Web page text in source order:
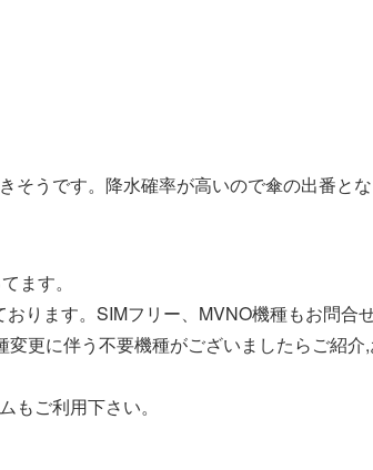
そうです。降水確率が高いので傘の出番と
ます。
ります。SIMフリー、MVNO機種もお問合せ
更に伴う不要機種がございましたらご紹介
もご利用下さい。